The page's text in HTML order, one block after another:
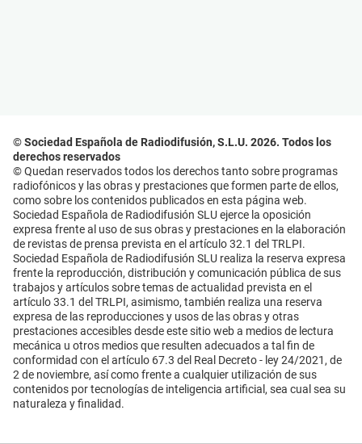
© Sociedad Española de Radiodifusión, S.L.U. 2026. Todos los
derechos reservados
© Quedan reservados todos los derechos tanto sobre programas
radiofónicos y las obras y prestaciones que formen parte de ellos,
como sobre los contenidos publicados en esta página web.
Sociedad Española de Radiodifusión SLU ejerce la oposición
expresa frente al uso de sus obras y prestaciones en la elaboración
de revistas de prensa prevista en el artículo 32.1 del TRLPI.
Sociedad Española de Radiodifusión SLU realiza la reserva expresa
frente la reproducción, distribución y comunicación pública de sus
trabajos y artículos sobre temas de actualidad prevista en el
artículo 33.1 del TRLPI, asimismo, también realiza una reserva
expresa de las reproducciones y usos de las obras y otras
prestaciones accesibles desde este sitio web a medios de lectura
mecánica u otros medios que resulten adecuados a tal fin de
conformidad con el artículo 67.3 del Real Decreto - ley 24/2021, de
2 de noviembre, así como frente a cualquier utilización de sus
contenidos por tecnologías de inteligencia artificial, sea cual sea su
naturaleza y finalidad.